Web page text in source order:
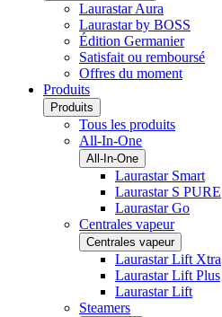
Laurastar Aura
Laurastar by BOSS
Édition Germanier
Satisfait ou remboursé
Offres du moment
Produits
Produits
Tous les produits
All-In-One
All-In-One
Laurastar Smart
Laurastar S PURE
Laurastar Go
Centrales vapeur
Centrales vapeur
Laurastar Lift Xtra
Laurastar Lift Plus
Laurastar Lift
Steamers